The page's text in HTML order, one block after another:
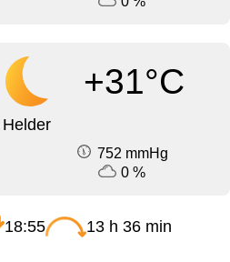
+31°C
Helder
752 mmHg
0 %
18:55 13 h 36 min